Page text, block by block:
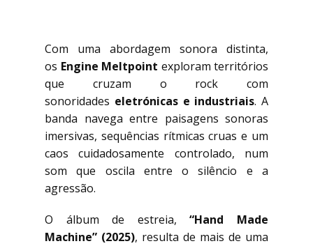
Com uma abordagem sonora distinta,
os Engine Meltpoint exploram territórios
que cruzam o rock com
sonoridades eletrónicas e industriais. A
banda navega entre paisagens sonoras
imersivas, sequências rítmicas cruas e um
caos cuidadosamente controlado, num
som que oscila entre o silêncio e a
agressão.
O álbum de estreia,“Hand Made
Machine” (2025), resulta de mais de uma